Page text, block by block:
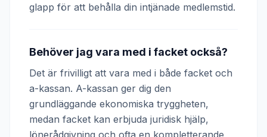
glapp för att behålla din intjänade medlemstid.
Behöver jag vara med i facket också?
Det är frivilligt att vara med i både facket och
a-kassan. A-kassan ger dig den
grundläggande ekonomiska tryggheten,
medan facket kan erbjuda juridisk hjälp,
lönerådgivning och ofta en kompletterande